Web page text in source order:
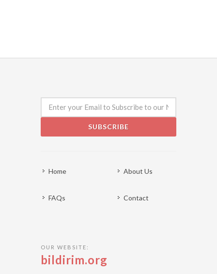
SUBSCRIBE
Home About Us
FAQs Contact
OUR WEBSITE:
bildirim.org